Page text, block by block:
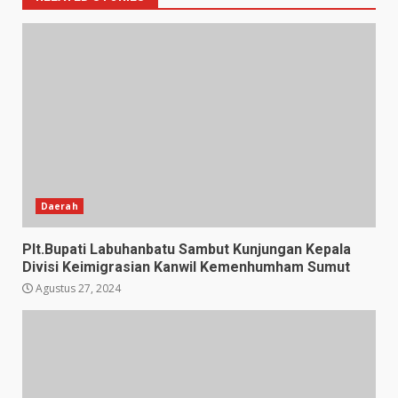
Daerah
Plt.Bupati Labuhanbatu Sambut Kunjungan Kepala
Divisi Keimigrasian Kanwil Kemenhumham Sumut
Agustus 27, 2024